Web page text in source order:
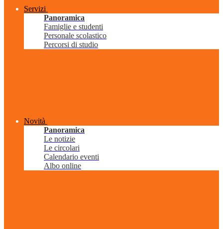
Servizi
Panoramica
Famiglie e studenti
Personale scolastico
Percorsi di studio
Novità
Panoramica
Le notizie
Le circolari
Calendario eventi
Albo online